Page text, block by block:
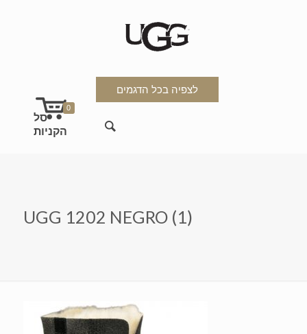
לצפיה בכל הדגמים
0
UGG 1202 NEGRO (1)